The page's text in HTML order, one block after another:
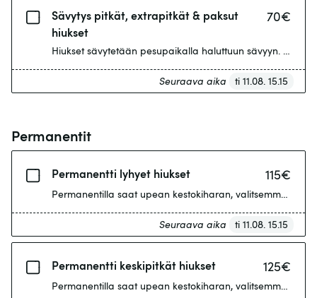
Sävytys pitkät, extrapitkät & paksut
hiukset
70€
Hiukset sävytetään pesupaikalla haluttuun sävyyn.
Seuraava aika ti 11.08. 15.15
Permanentit
Permanentti lyhyet hiukset 115€
Permanentilla saat upean kestokiharan, valitsemme
Seuraava aika ti 11.08. 15.15
Permanentti keskipitkät hiukset 125€
Permanentilla saat upean kestokiharan, valitsemme